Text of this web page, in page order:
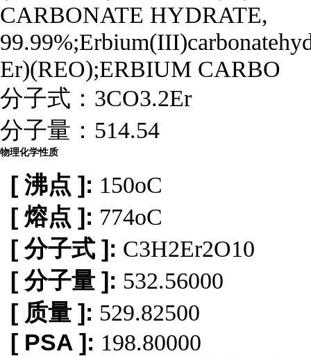
CARBONATE HYDRATE,
Er)(REO);ERBIUM CARBO
分子式： 3CO3.2Er
分子量： 514.54
物理化学性质
[ 沸点 ]: 150oC
[ 熔点 ]: 774oC
[ 分子式 ]: C3H2Er2O10
[ 分子量 ]: 532.56000
[ 质量 ]: 529.82500
[ PSA ]: 198.80000